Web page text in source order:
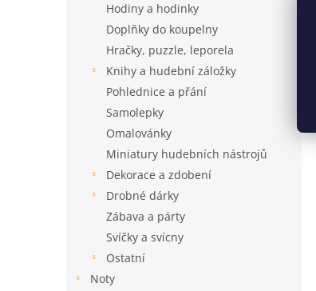
Hodiny a hodinky
Doplňky do koupelny
Hračky, puzzle, leporela
Knihy a hudební záložky
Pohlednice a přání
Samolepky
Omalovánky
Miniatury hudebních nástrojů
Dekorace a zdobení
Drobné dárky
Zábava a párty
Svíčky a svícny
Ostatní
Noty